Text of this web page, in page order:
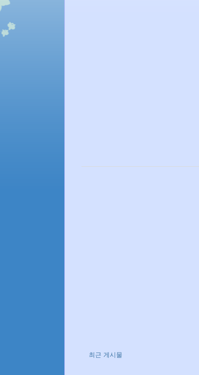
최근 게시물